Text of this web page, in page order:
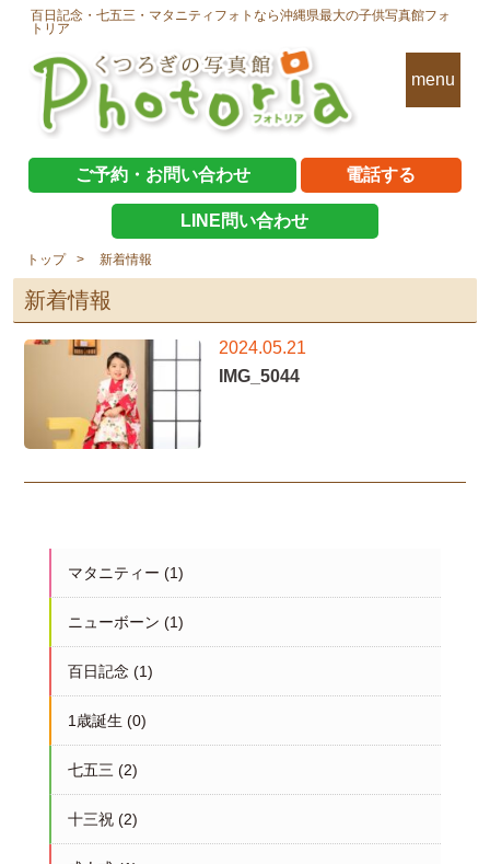
百日記念・七五三・マタニティフォトなら沖縄県最大の子供写真館フォ
トリア
menu
ご予約・お問い合わせ 電話する
LINE問い合わせ
トップ 新着情報
新着情報
2024.05.21
IMG_5044
マタニティー (1)
ニューボーン (1)
百日記念 (1)
1歳誕生 (0)
七五三 (2)
十三祝(2)